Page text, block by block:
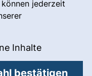
jederzeit
Cookies akzeptieren
Inhalte: Externe
bestätigen
Link, öffnet